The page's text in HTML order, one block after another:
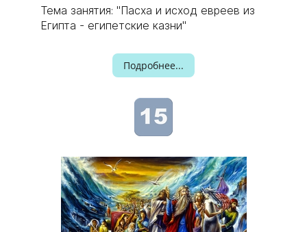
Тема занятия: "Пасха и исход евреев из
Египта - египетские казни"
Подробнее...